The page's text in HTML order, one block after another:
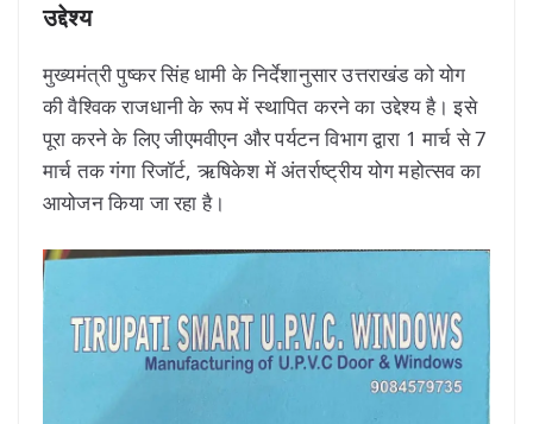
उद्देश्य
मुख्यमंत्री पुष्कर सिंह धामी के निर्देशानुसार उत्तराखंड को योग
की वैश्विक राजधानी के रूप में स्थापित करने का उद्देश्य है। इसे
पूरा करने के लिए जीएमवीएन और पर्यटन विभाग द्वारा 1 मार्च से 7
मार्च तक गंगा रिजॉर्ट, ऋषिकेश में अंतर्राष्ट्रीय योग महोत्सव का
आयोजन किया जा रहा है।